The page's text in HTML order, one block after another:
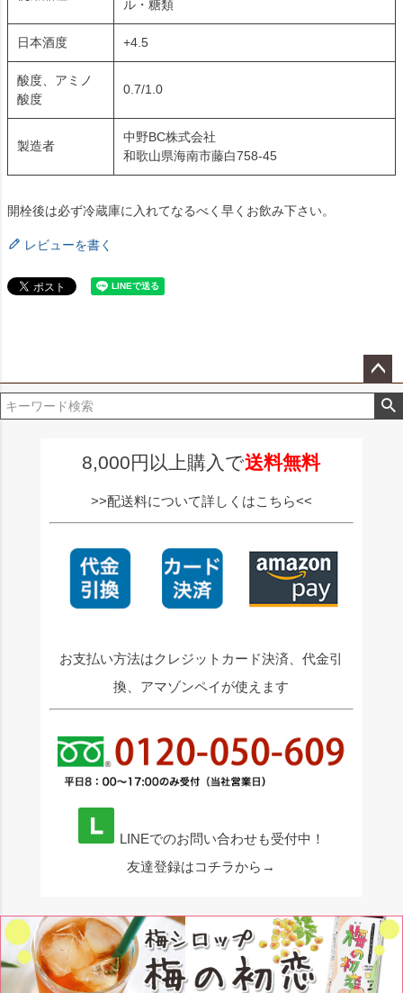
ル・糖類
日本酒度 +4.5
酸度、アミノ
酸度
0.7/1.0
製造者
中野BC株式会社
和歌山県海南市藤白758-45
開栓後は必ず冷蔵庫に入れてなるべく早くお飲み下さい。
レビューを書く
ペー
ジト
8,000円以上購入で送料無料
>>配送料について詳しくはこちら<<
お支払い方法はクレジットカード決済、代金引
換、アマゾンペイが使えます
LINEでのお問い合わせも受付中！
友達登録はコチラから→